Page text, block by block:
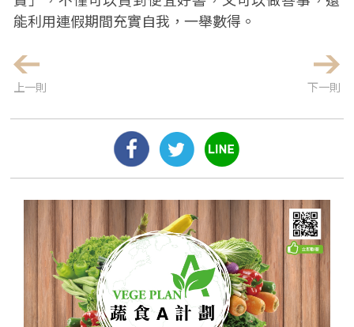
能利用連假期間充實自我，一舉數得。
上一則 下一則